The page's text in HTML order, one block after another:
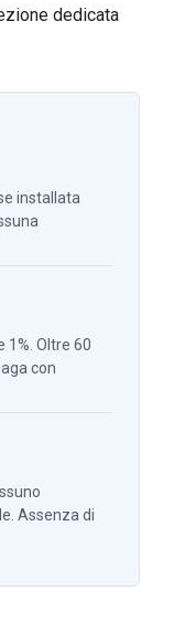
dedicata
installata
1%. Oltre 60
con
Assenza di